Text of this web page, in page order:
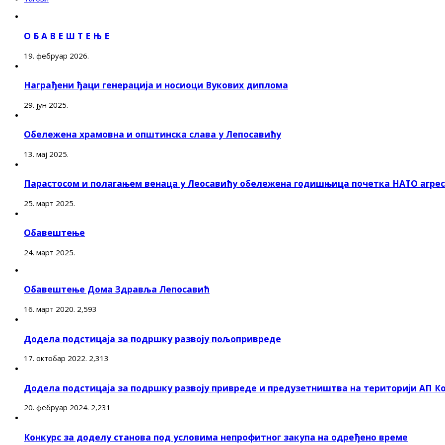
О Б А В Е Ш Т Е Њ Е
19. фебруар 2026.
Награђени ђаци генерација и носиоци Вукових диплома
29. јун 2025.
Обележена храмовна и општинска слава у Лепосавићу
13. мај 2025.
Парастосом и полагањем венаца у Леосавићу обележена годишњица почетка НАТО
25. март 2025.
Обавештење
24. март 2025.
Обавештење Дома Здравља Лепосавић
16. март 2020. 2,593
Додела подстицаја за подршку развоју пољопривреде
17. октобар 2022. 2,313
Додела подстицаја за подршку развоју привреде и предузетништва на територији АП
20. фебруар 2024. 2,231
Конкурс за доделу станова под условима непрофитног закупа на одређено време